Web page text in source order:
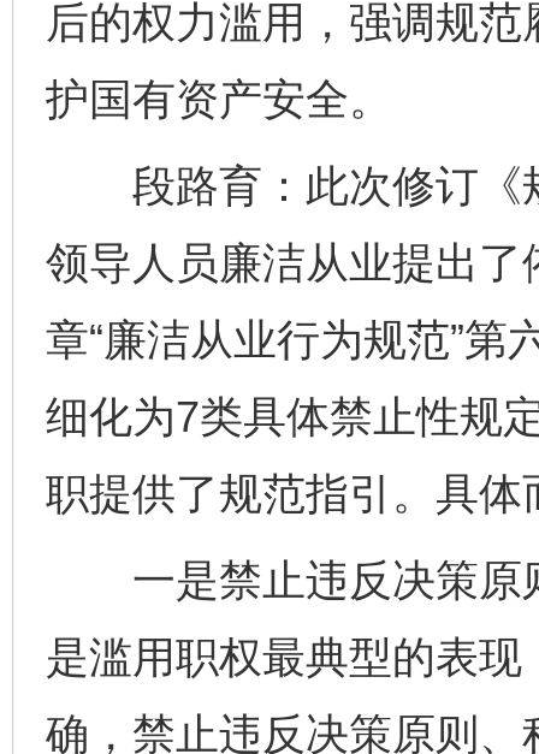
后的权力滥用，强调规
护国有资产安全。
段路育：此次修订《
领导人员廉洁从业提出
章“廉洁从业行为规范”第
细化为7类具体禁止性规
职提供了规范指引。具
一是禁止违反决策原
是滥用职权最典型的表
确，禁止违反决策原则、